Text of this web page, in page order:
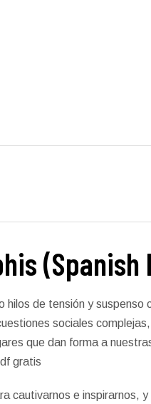
hilos de tensión y
sociales
que dan forma a
gratis
cautivarnos e